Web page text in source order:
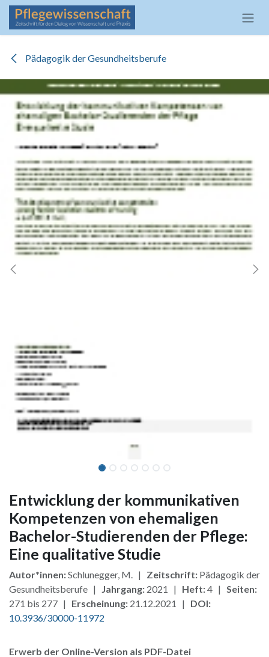
Zum Inhalt springen
Pädagogik der Gesundheitsberufe
Entwicklung der kommunikativen
Kompetenzen von ehemaligen
Bachelor-Studierenden der Pflege:
Eine qualitative Studie
Autor*innen:Schlunegger, M. | Zeitschrift: Pädagogik der
Gesundheitsberufe | Jahrgang: 2021 | Heft:4 | Seiten:
271 bis 277 | Erscheinung: 21.12.2021 | DOI:
10.3936/30000-11972
Erwerb der Online-Version als PDF-Datei